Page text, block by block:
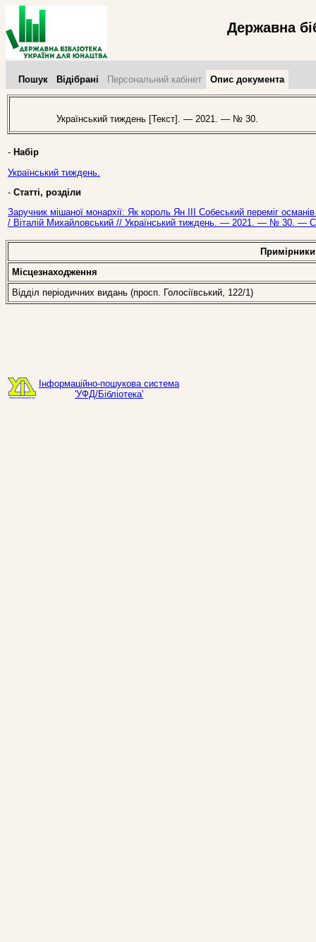
Державна
Пошук Відібрані Персональний кабінет Опис документа
Український тиждень [Текст]. — 2021. — № 30.
- Набір
Український тиждень.
- Статті, розділи
Заручник мішаної монархії: Як король Ян ІІІ Собеський переміг
/ Віталій Михайловський // Український тиждень. — 2021. — № 30. —
Примірники
Місцезнаходження
Відділ періодичних видань (просп. Голосіївський, 122/1)
Інформаційно-пошукова система
'УФД/Бібліотека'